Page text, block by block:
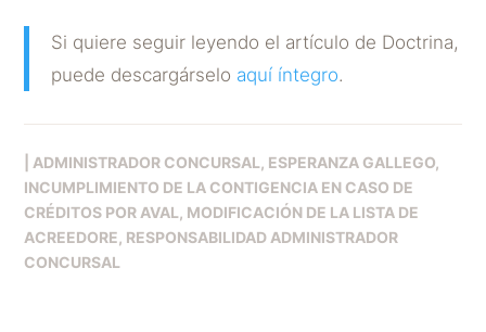
Si quiere seguir leyendo el artículo de Doctrina,
puede descargárselo aquí íntegro.
ADMINISTRADOR CONCURSAL ESPERANZA GALLEGO
INCUMPLIMIENTO DE LA CONTIGENCIA EN CASO DE
CRÉDITOS POR AVAL MODIFICACIÓN DE LA LISTA DE
ACREEDORE RESPONSABILIDAD ADMINISTRADOR
CONCURSAL